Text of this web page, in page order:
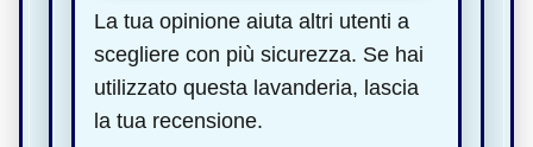
La tua opinione aiuta altri utenti a
scegliere con più sicurezza. Se hai
utilizzato questa lavanderia, lascia
la tua recensione.